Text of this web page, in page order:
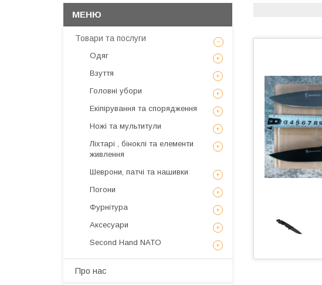
Товари та послуги
Одяг
Взуття
Головні убори
Екіпірування та спорядження
Ножі та мультитули
Ліхтарі , біноклі та елементи
живлення
Шеврони, патчі та нашивки
Погони
Фурнітура
Аксесуари
Second Hand NATO
Про нас